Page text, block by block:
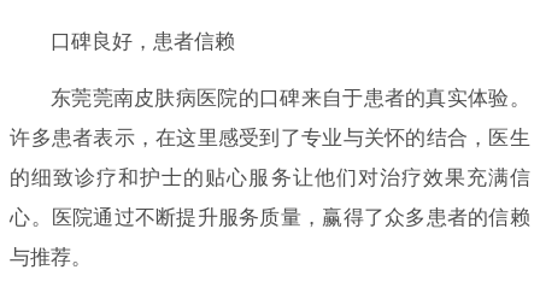
口碑良好，患者信赖
东莞莞南皮肤病医院的口碑来自于患者的真实体验。
许多患者表示，在这里感受到了专业与关怀的结合，医生
的细致诊疗和护士的贴心服务让他们对治疗效果充满信
心。医院通过不断提升服务质量，赢得了众多患者的信赖
与推荐。